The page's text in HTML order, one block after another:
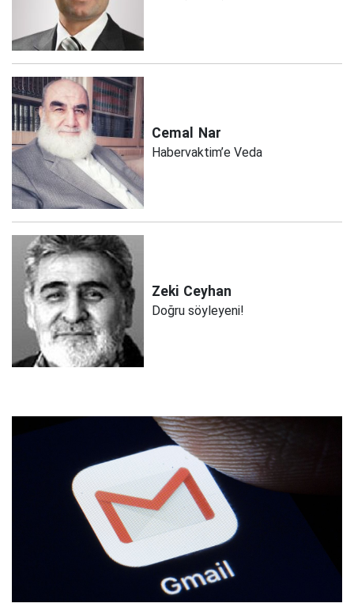
Cemal Nar
Habervaktim’e Veda
Zeki Ceyhan
Doğru söyleyeni!